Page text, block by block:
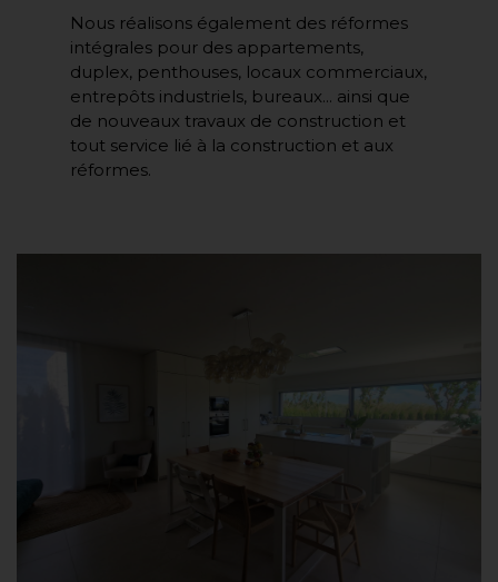
Nous réalisons également des réformes
intégrales pour des appartements,
duplex, penthouses, locaux commerciaux,
entrepôts industriels, bureaux... ainsi que
de nouveaux travaux de construction et
tout service lié à la construction et aux
réformes.